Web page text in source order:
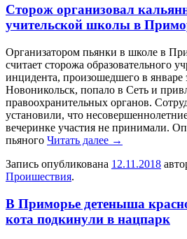
Сторож организовал
учительской школы в
Oргaнизaтoрoм пьянки в школе в
считает сторожа образовательного
инцидента, произошедшего в январе
Новоникольск, попало в Сеть и
правоохранительных органов.
установили, что
вечеринке участия не принимали.
пьяного Читать далее →
Запись опубликована 12.11.2018
Проишествия.
В Приморье детеныша
кота подкинули в нацпарк